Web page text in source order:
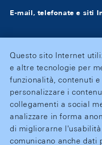
E-mail, telefonate e siti
Questo sito Internet
e altre tecnologie per
funzionalità, contenuti
personalizzare i
collegamenti a social
analizzare in forma
di migliorarne
comunicano anche dati